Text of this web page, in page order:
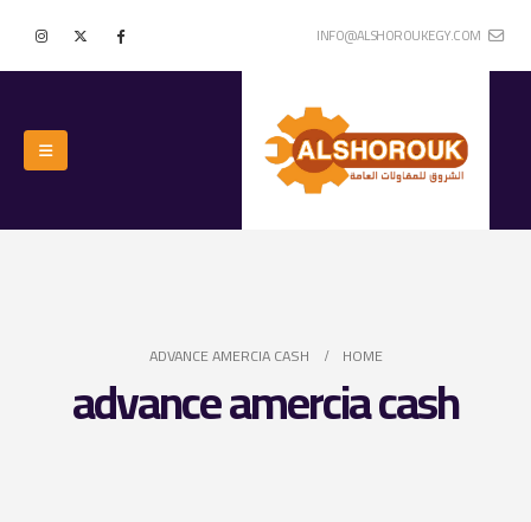
INFO@ALSHOROUKEGY.COM
HOME
ADVANCE AMERCIA CASH
advance amercia cash